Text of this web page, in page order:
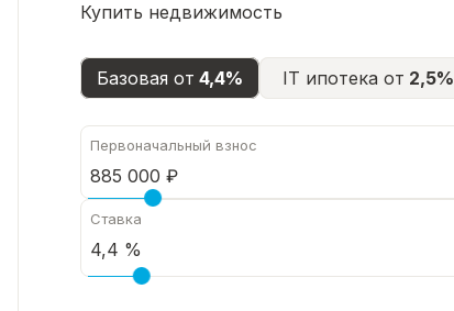
Купить недвижимость
Базовая от 4,4% IT ипотека от 2,5%
Первоначальный взнос
Ставка